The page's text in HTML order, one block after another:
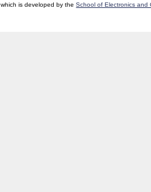
which is developed by theSchool of Electronics and